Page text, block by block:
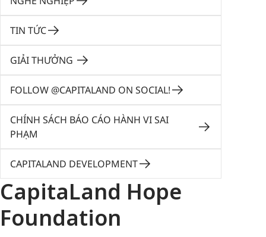
TIN TỨC
GIẢI THƯỞNG
FOLLOW @CAPITALAND ON SOCIAL!
CHÍNH SÁCH BÁO CÁO HÀNH VI SAI
PHẠM
CAPITALAND DEVELOPMENT
CapitaLand Hope
Foundation